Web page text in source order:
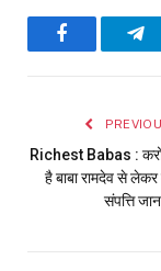
Facebook
Richest Babas :
है बाबा रामदेव से लेकर
संपत्ति